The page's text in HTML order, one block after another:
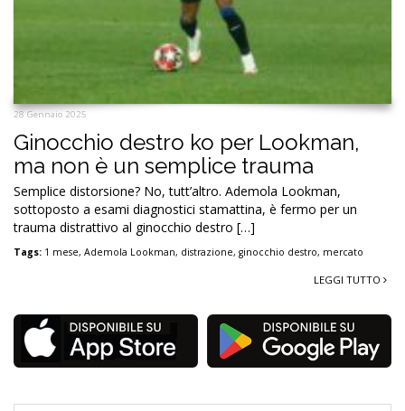
28 Gennaio 2025
Ginocchio destro ko per Lookman,
ma non è un semplice trauma
Semplice distorsione? No, tutt’altro. Ademola Lookman,
sottoposto a esami diagnostici stamattina, è fermo per un
trauma distrattivo al ginocchio destro […]
Tags: 1 mese, Ademola Lookman, distrazione, ginocchio destro, mercato
LEGGI TUTTO